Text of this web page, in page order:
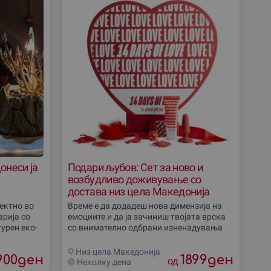
ја
во
со
еко-
ден
Подари љубов: Сет за ново и
возбудливо доживување со
достава низ цела Македонија
Време е да додадеш нова димензија на
емоциите и да ја зачиниш твојата врска
со внимателно одбрани изненадувања
доживување е создадено за оние кои
сакаат да
Низ цела Македониjа
Неколку дена
од 1899ден